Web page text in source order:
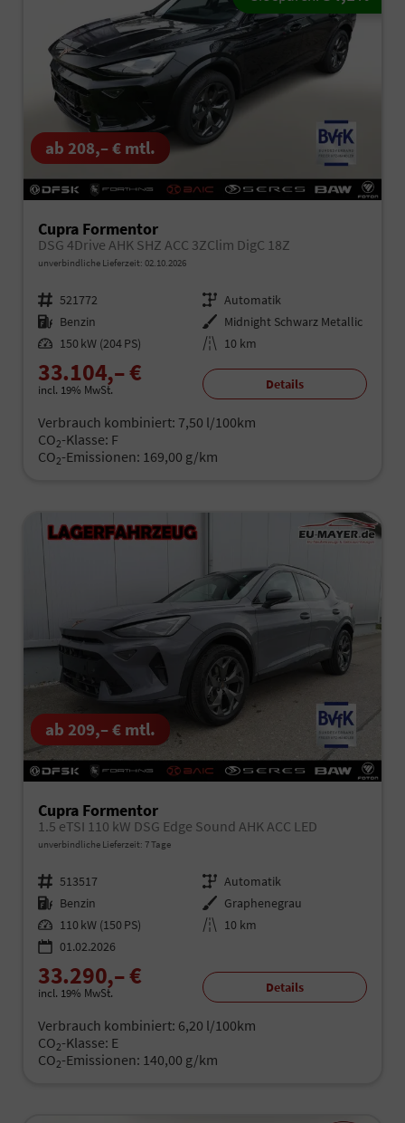
ab 208,– € mtl.
Cupra Formentor
DSG 4Drive AHK SHZ ACC 3ZClim DigC 18Z
unverbindliche Lieferzeit: 02.10.2026
Fahrzeugnr. 521772 Getriebe Automatik
Kraftstoff Benzin Außenfarbe Midnight Schwarz Metallic
Leistung 150 kW (204 PS) Kilometerstand 10 km
33.104,– €
incl. 19% MwSt. Details
Verbrauch kombiniert: 7,50 l/100km
CO2-Klasse: F
CO2-Emissionen: 169,00 g/km
ab 209,– € mtl.
Cupra Formentor
1.5 eTSI 110 kW DSG Edge Sound AHK ACC LED
unverbindliche Lieferzeit: 7 Tage
Fahrzeugnr. 513517 Getriebe Automatik
Kraftstoff Benzin Außenfarbe Graphenegrau
Leistung 110 kW (150 PS) Kilometerstand 10 km
01.02.2026
33.290,– €
incl. 19% MwSt. Details
Verbrauch kombiniert: 6,20 l/100km
CO2-Klasse: E
CO2-Emissionen: 140,00 g/km